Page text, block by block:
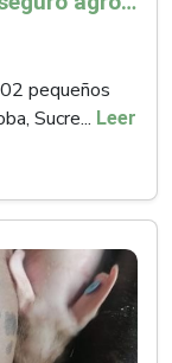
pequeños
Sucre... Leer